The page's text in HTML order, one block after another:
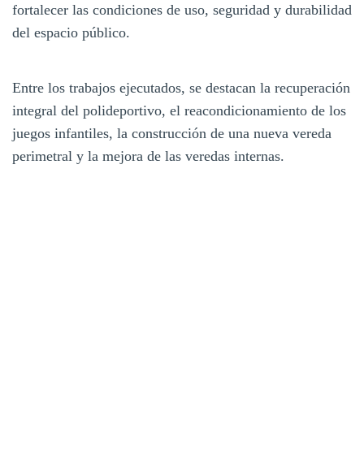
fortalecer las condiciones de uso, seguridad y durabilidad
del espacio público.
Entre los trabajos ejecutados, se destacan la recuperación
integral del polideportivo, el reacondicionamiento de los
juegos infantiles, la construcción de una nueva vereda
perimetral y la mejora de las veredas internas.